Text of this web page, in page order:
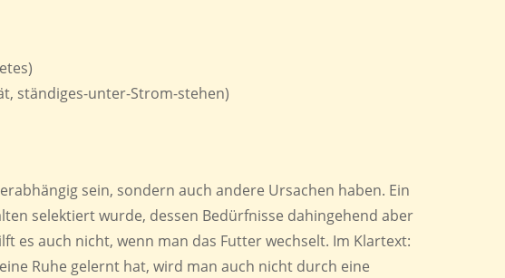
ständiges-unter-Strom-stehen)
sein, sondern auch andere Ursachen haben. Ein
selektiert wurde, dessen Bedürfnisse dahingehend aber
es auch nicht, wenn man das Futter wechselt. Im Klartext:
Ruhe gelernt hat, wird man auch nicht durch eine